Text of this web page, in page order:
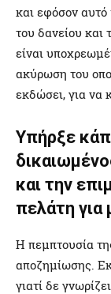
και εφόσον
του δανείου και
είναι
ακύρωση του
εκδώσει, για να
Υπήρξε
και την
πελάτη για
Η πεμπτουσία
αποζημίωσης.
γιατί δε